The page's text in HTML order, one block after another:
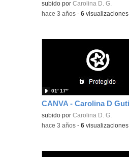
subido porCarolina D. G.
-hace 3 años -6 visualizaciones
subido porCarolina D. G.
01′ 17″
-hace 3 años -6 visualizaciones